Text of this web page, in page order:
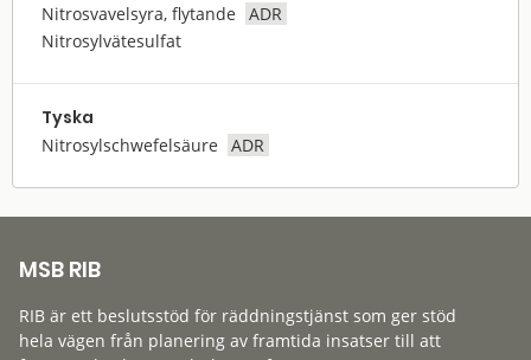
Nitrosvavelsyra, flytande
ADR
Nitrosylvätesulfat
Tyska
Nitrosylschwefelsäure ADR
MSB RIB
RIB är ett beslutsstöd för räddningstjänst som ger stöd
hela vägen från planering av framtida insatser till att